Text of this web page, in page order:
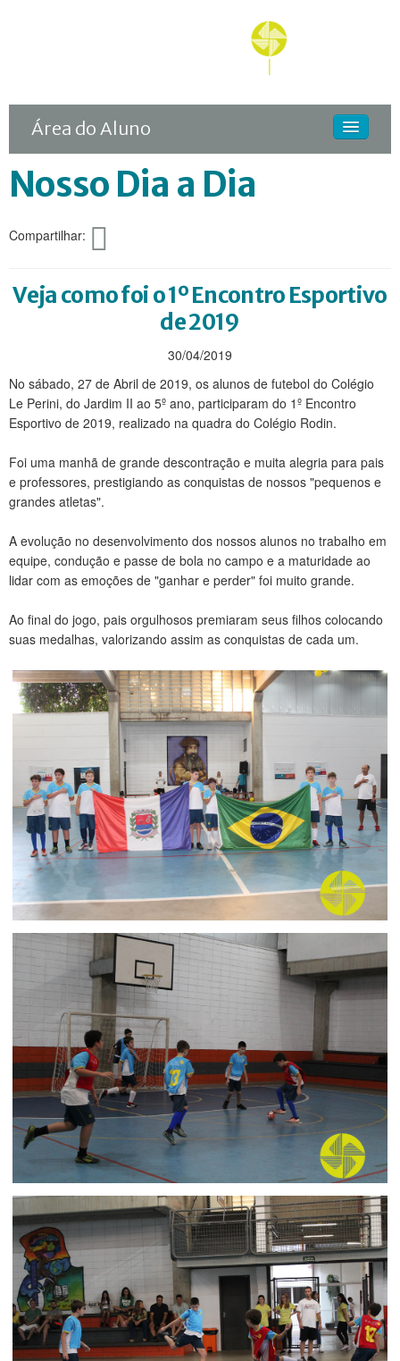
Área do Aluno
CURSOS
ACONTECE
CONTINUIDADE RODIN
CONTATO
Nosso Dia a Dia
Compartilhar:
Veja como foi o 1º Encontro Esportivo
de 2019
30/04/2019
No sábado, 27 de Abril de 2019, os alunos de futebol do Colégio
Le Perini, do Jardim II ao 5º ano, participaram do 1º Encontro
Esportivo de 2019, realizado na quadra do Colégio Rodin.
Foi uma manhã de grande descontração e muita alegria para pais
e professores, prestigiando as conquistas de nossos "pequenos e
grandes atletas".
A evolução no desenvolvimento dos nossos alunos no trabalho em
equipe, condução e passe de bola no campo e a maturidade ao
lidar com as emoções de "ganhar e perder" foi muito grande.
Ao final do jogo, pais orgulhosos premiaram seus filhos colocando
suas medalhas, valorizando assim as conquistas de cada um.